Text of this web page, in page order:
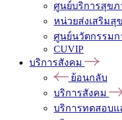
ศูนย์บริการสุขภ
หน่วยส่งเสริมสุ
ศูนย์นวัตกรรมก
CUVIP
บริการสังคม
ย้อนกลับ
บริการสังคม
บริการทดสอบแ